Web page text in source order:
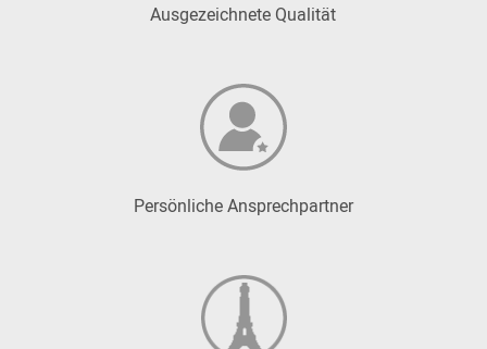
Ausgezeichnete Qualität
Persönliche Ansprechpartner